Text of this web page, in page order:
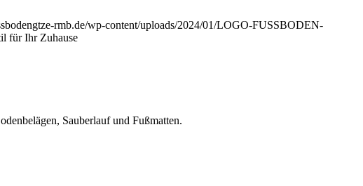
rmb.de/wp-content/uploads/2024/01/LOGO-FUSSBODEN-
für Ihr Zuhause
Sauberlauf und Fußmatten.